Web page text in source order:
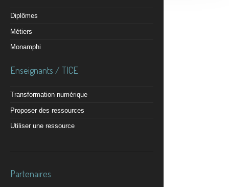
Diplômes
Métiers
Monamphi
Enseignants / TICE
Transformation numérique
Proposer des ressources
Utiliser une ressource
Partenaires